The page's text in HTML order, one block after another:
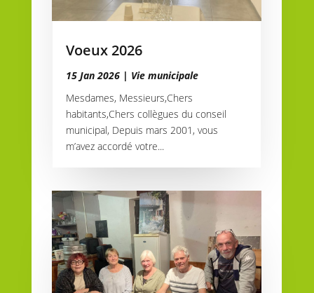
Voeux 2026
15 Jan 2026| Vie municipale
Mesdames, Messieurs,Chers
habitants,Chers collègues du conseil
municipal, Depuis mars 2001, vous
m’avez accordé votre...